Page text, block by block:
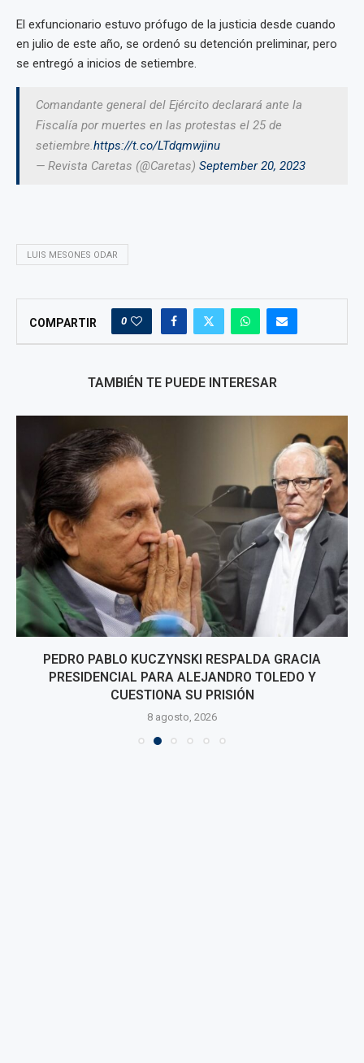
El exfuncionario estuvo prófugo de la justicia desde cuando
en julio de este año, se ordenó su detención preliminar, pero
se entregó a inicios de setiembre.
Comandante general del Ejército declarará ante la
Fiscalía por muertes en las protestas el 25 de
setiembre.https://t.co/LTdqmwjinu
— Revista Caretas (@Caretas) September 20, 2023
LUIS MESONES ODAR
COMPARTIR 0
TAMBIÉN TE PUEDE INTERESAR
PEDRO PABLO KUCZYNSKI RESPALDA GRACIA
PRESIDENCIAL PARA ALEJANDRO TOLEDO Y
CUESTIONA SU PRISIÓN
8 agosto, 2026